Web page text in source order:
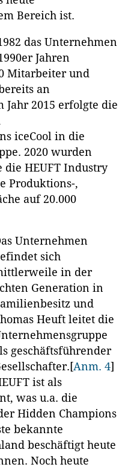
Bereich ist.
das Unternehmen
Jahren
Mitarbeiter und
an
2015 erfolgte die
iceCool in die
2020 wurden
HEUFT Industry
Produktions-,
auf 20.000
Unternehmen
sich
in der
Generation in
und
Heuft leitet die
geschäftsführender
[Anm. 4]
ist als
was u.a. die
Hidden Champions
bekannte
beschäftigt heute
Noch heute